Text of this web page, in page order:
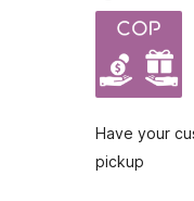
Have your
pickup